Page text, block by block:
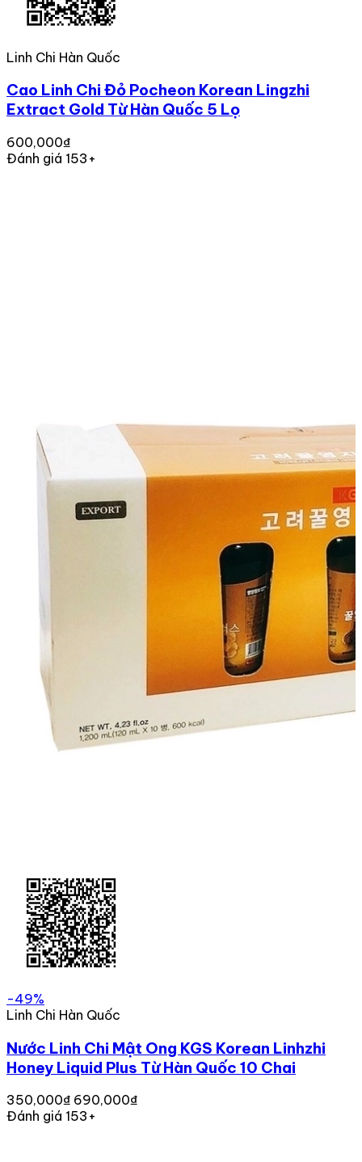
Linh Chi Hàn Quốc
Cao Linh Chi Đỏ Pocheon Korean Lingzhi
Extract Gold Từ Hàn Quốc 5 Lọ
600,000₫
Đánh giá 153+
-49%
Linh Chi Hàn Quốc
Nước Linh Chi Mật Ong KGS Korean Linhzhi
Honey Liquid Plus Từ Hàn Quốc 10 Chai
350,000₫ 690,000₫
Đánh giá 153+